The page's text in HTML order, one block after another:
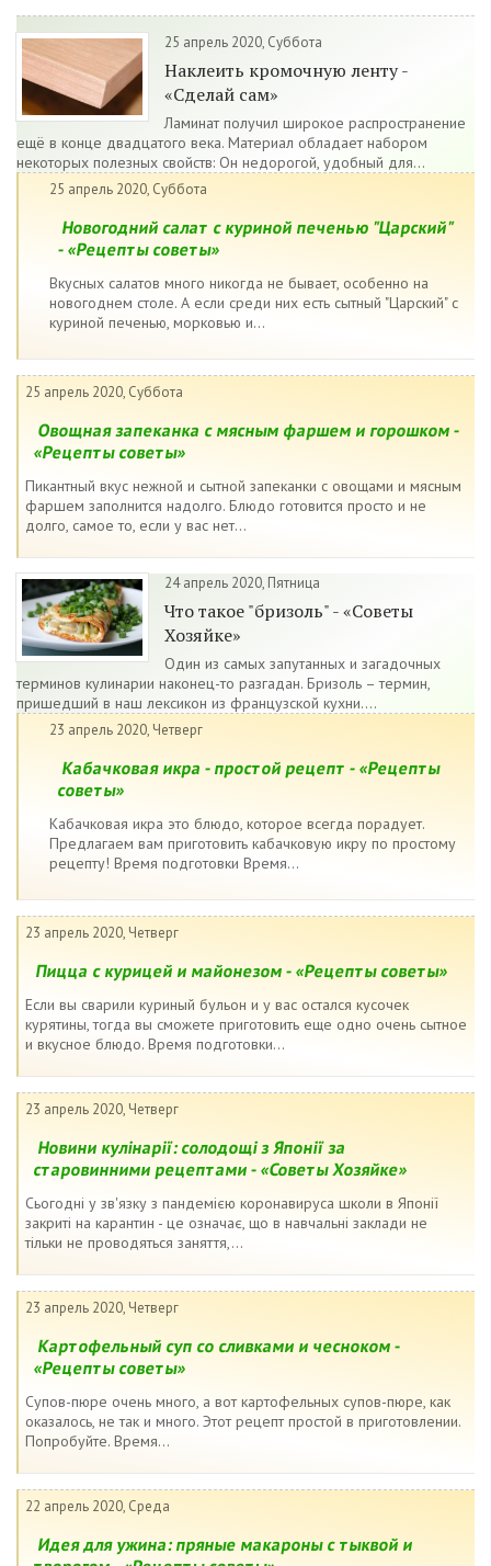
25 апрель 2020, Суббота
Наклеить кромочную ленту -
«Сделай сам»
Ламинат получил широкое распространение
ещё в конце двадцатого века. Материал обладает набором
некоторых полезных свойств: Он недорогой, удобный для...
25 апрель 2020, Суббота
Новогодний салат с куриной печенью "Царский"
- «Рецепты советы»
Вкусных салатов много никогда не бывает, особенно на
новогоднем столе. А если среди них есть сытный "Царский" с
куриной печенью, морковью и...
25 апрель 2020, Суббота
Овощная запеканка с мясным фаршем и горошком -
«Рецепты советы»
Пикантный вкус нежной и сытной запеканки с овощами и мясным
фаршем заполнится надолго. Блюдо готовится просто и не
долго, самое то, если у вас нет...
24 апрель 2020, Пятница
Что такое "бризоль" - «Советы
Хозяйке»
Один из самых запутанных и загадочных
терминов кулинарии наконец-то разгадан. Бризоль – термин,
пришедший в наш лексикон из французской кухни....
23 апрель 2020, Четверг
Кабачковая икра - простой рецепт - «Рецепты
советы»
Кабачковая икра это блюдо, которое всегда порадует.
Предлагаем вам приготовить кабачковую икру по простому
рецепту! Время подготовки Время...
23 апрель 2020, Четверг
Пицца с курицей и майонезом - «Рецепты советы»
Если вы сварили куриный бульон и у вас остался кусочек
курятины, тогда вы сможете приготовить еще одно очень сытное
и вкусное блюдо. Время подготовки...
23 апрель 2020, Четверг
Новини кулінарії: солодощі з Японії за
старовинними рецептами - «Советы Хозяйке»
Сьогодні у зв'язку з пандемією коронавируса школи в Японії
закриті на карантин - це означає, що в навчальні заклади не
тільки не проводяться заняття,...
23 апрель 2020, Четверг
Картофельный суп со сливками и чесноком -
«Рецепты советы»
Супов-пюре очень много, а вот картофельных супов-пюре, как
оказалось, не так и много. Этот рецепт простой в приготовлении.
Попробуйте. Время...
22 апрель 2020, Среда
Идея для ужина: пряные макароны с тыквой и